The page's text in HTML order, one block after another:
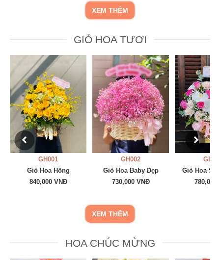
XEM THÊM
GIỎ HOA TƯƠI
GH001
Giỏ Hoa Hồng
840,000 VNĐ
GH002
Giỏ Hoa Baby Đẹp
730,000 VNĐ
Giỏ Hoa
780,000
XEM THÊM
HOA CHÚC MỪNG